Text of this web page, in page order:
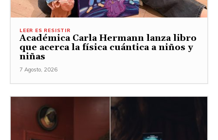
LEER ES RESISTIR
Académica Carla Hermann lanza libro
que acerca la física cuántica a niños y
niñas
7 Agosto, 2026